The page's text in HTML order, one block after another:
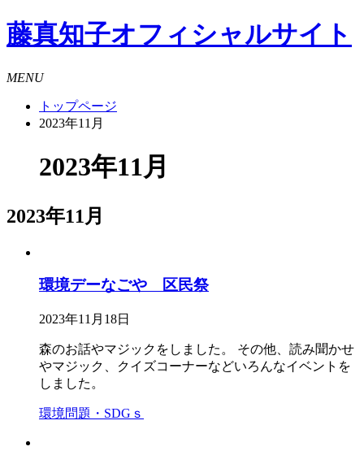
藤真知子オフィシャルサイト
MENU
トップページ
2023年11月
2023年11月
2023年11月
環境デーなごや 区民祭
2023年11月18日
森のお話やマジックをしました。 その他、読み聞かせ
やマジック、クイズコーナーなどいろんなイベントを
しました。
環境問題・SDGｓ